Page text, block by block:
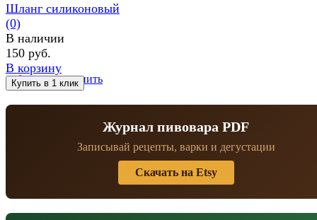
избранное сравнить
Шланг силиконовый
(0)
В наличии
150 руб.
В корзину
Журнал пивовара PDF
Записывай рецепты, варки и дегустации
Скачать на Etsy